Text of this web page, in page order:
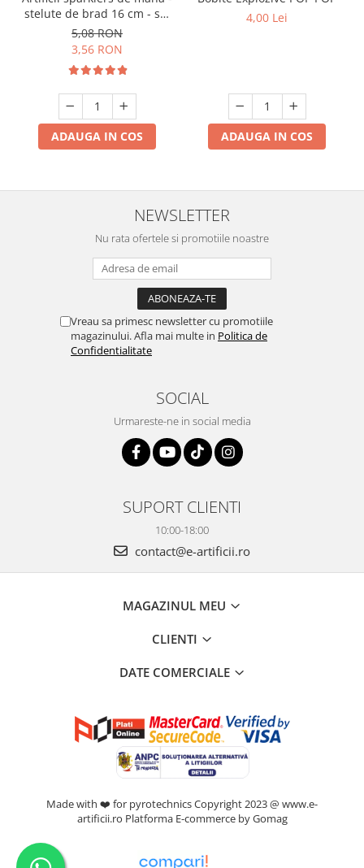
stelute de brad 16 cm - set
10 buc
5,08 RON
3,56 RON
ADAUGA IN COS
4,00 Lei
ADAUGA IN COS
NEWSLETTER
Nu rata ofertele si promotiile noastre
Vreau sa primesc newsletter cu promotiile
magazinului. Afla mai multe in Politica de
Confidentialitate
SOCIAL
Urmareste-ne in social media
SUPORT CLIENTI
10:00-18:00
contact@e-artificii.ro
MAGAZINUL MEU
CLIENTI
DATE COMERCIALE
Made with ❤️ for pyrotechnics Copyright 2023 @ www.e-
artificii.ro Platforma E-commerce by Gomag